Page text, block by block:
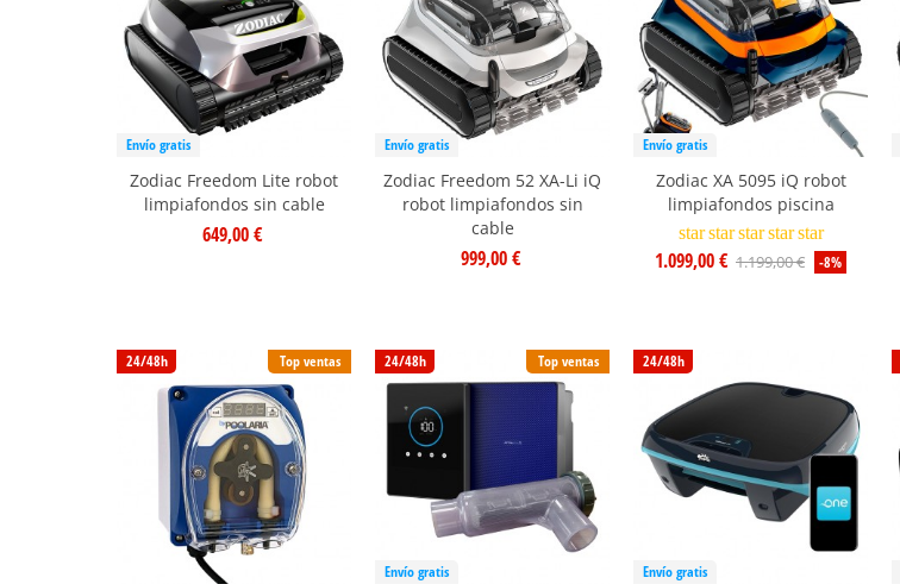
Envío gratis
Zodiac Freedom Lite robot
limpiafondos sin cable
649,00 €
Envío gratis
Zodiac Freedom 52 XA-Li iQ
robot limpiafondos sin
cable
999,00 €
Envío gratis
Zodiac XA 5095 iQ robot
limpiafondos piscina
star star star star star
1.099,00 € 1.199,00 € -8%
Top ventas
24/48h Top ventas
24/48h
Envío gratis
24/48h
Envío gratis